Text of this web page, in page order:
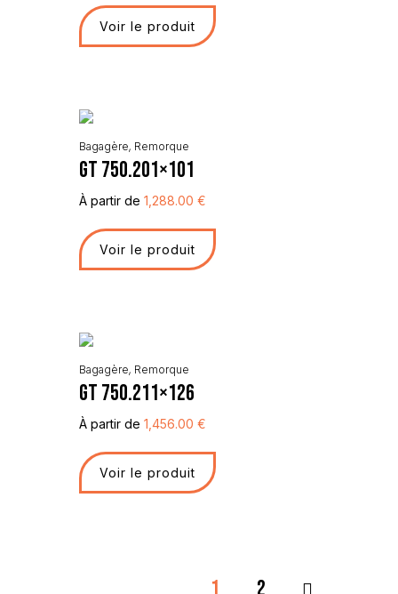
Voir le produit
Bagagère, Remorque
GT 750.201×101
À partir de 1,288.00 €
Voir le produit
Bagagère, Remorque
GT 750.211×126
À partir de 1,456.00 €
Voir le produit